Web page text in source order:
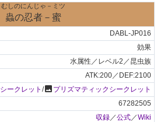
むしのにんじゃ－ミツ
蟲の忍者－蜜
DABL-JP016
効果
水属性／レベル2／昆虫族
ATK:200／DEF:2100
シークレット /photo プリズマティックシークレット
67282505
収録 ／公式 ／Wiki